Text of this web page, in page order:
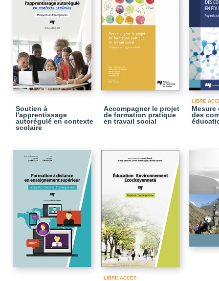
Soutien à
l'apprentissage
autorégulé en contexte
scolaire
Accompagner le projet
de formation pratique
en travail social
LIBRE
Mesure
des
LIBRE ACCÈS